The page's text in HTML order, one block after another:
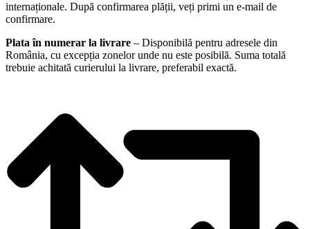
internaționale. După confirmarea plății, veți primi un e-mail de
confirmare.
Plata în numerar la livrare – Disponibilă pentru adresele din
România, cu excepția zonelor unde nu este posibilă. Suma totală
trebuie achitată curierului la livrare, preferabil exactă.